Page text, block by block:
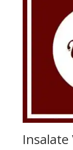
Insalate